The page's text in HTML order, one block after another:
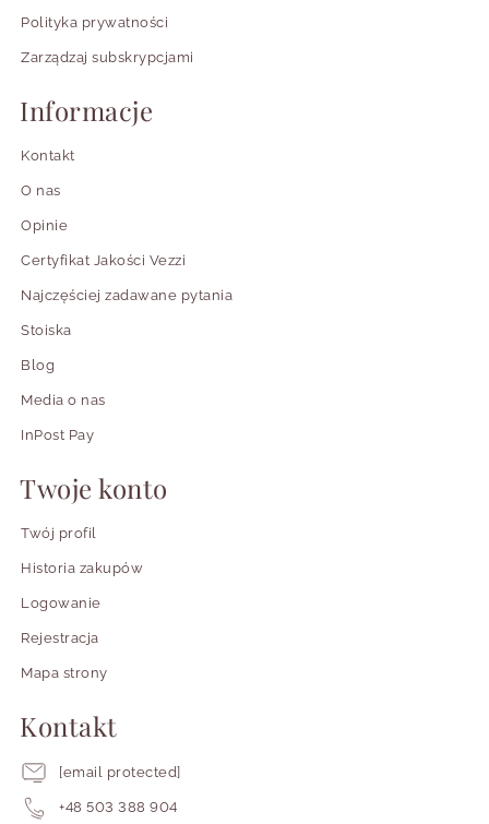
Polityka prywatności
Zarządzaj subskrypcjami
Informacje
Kontakt
O nas
Opinie
Certyfikat Jakości Vezzi
Najczęściej zadawane pytania
Stoiska
Blog
Media o nas
InPost Pay
Twoje konto
Twój profil
Historia zakupów
Logowanie
Rejestracja
Mapa strony
Kontakt
[email protected]
+48 503 388 904